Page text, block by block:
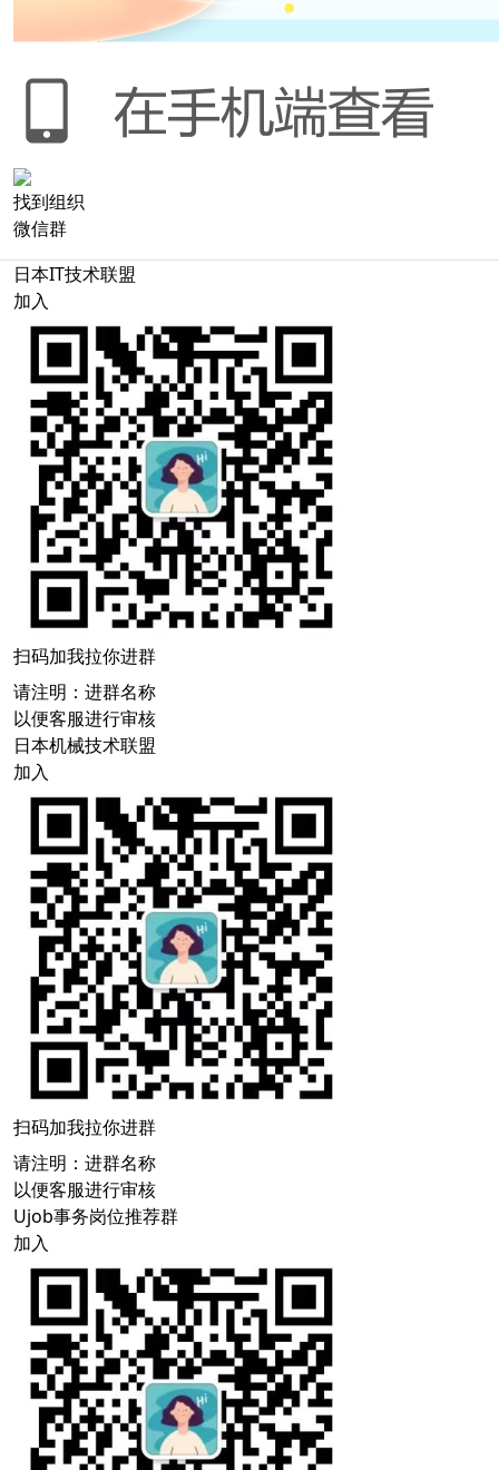
找到组织
微信群
日本IT技术联盟
加入
扫码加我拉你进群
请注明：进群名称
以便客服进行审核
日本机械技术联盟
加入
扫码加我拉你进群
请注明：进群名称
以便客服进行审核
Ujob事务岗位推荐群
加入